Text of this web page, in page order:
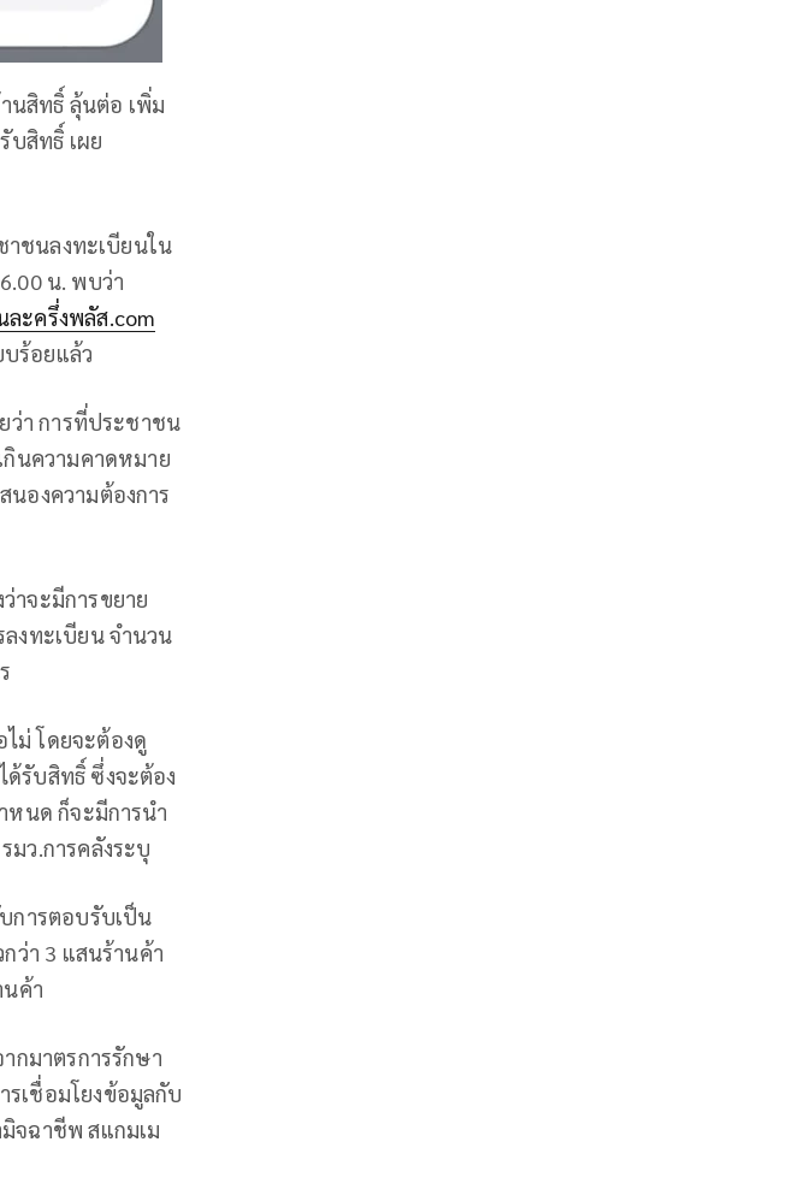
นสิทธิ์ ลุ้นต่อ เพิ่ม
บสิทธิ์ เผย
าชนลงทะเบียนใน
น. พบว่า
ละครึ่งพลัส.com
ร้อยแล้ว
ว่า การที่ประชาชน
กินความคาดหมาย
นองความต้องการ
าจะมีการขยาย
งทะเบียน จำนวน
ม่ โดยจะต้องดู
รับสิทธิ์ ซึ่งจะต้อง
หนด ก็จะมีการนำ
ว.การคลังระบุ
การตอบรับเป็น
ว่า 3 แสนร้านค้า
นค้า
กมาตรการรักษา
เชื่อมโยงข้อมูลกับ
จฉาชีพ สแกมเม